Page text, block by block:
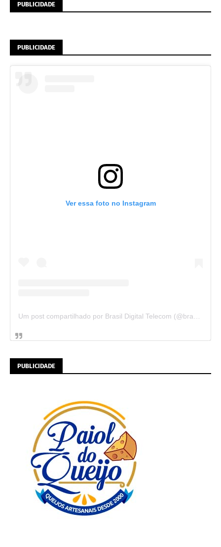
PUBLICIDADE
PUBLICIDADE
Ver essa foto no Instagram
Um post compartilhado por Brasil Digital Telecom (@brasildigitaltelecom)
PUBLICIDADE